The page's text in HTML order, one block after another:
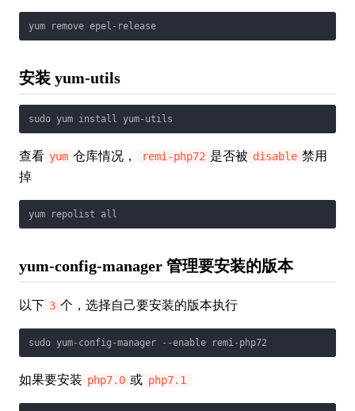
yum remove epel-release
安装 yum-utils
sudo yum install yum-utils
查看 yum 仓库情况， remi-php72 是否被 disable 禁用
掉
yum repolist all
yum-config-manager 管理要安装的版本
以下 3 个，选择自己要安装的版本执行
sudo yum-config-manager --enable remi-php72
如果要安装 php7.0 或 php7.1